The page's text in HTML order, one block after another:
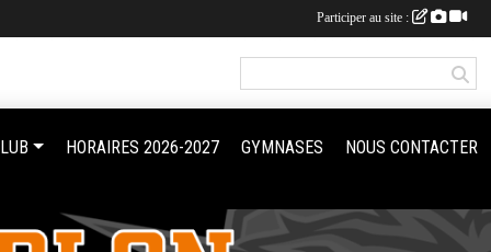
HORAIRES 2026-2027 GYMNASES NOUS CONTACTER
Participer au site :